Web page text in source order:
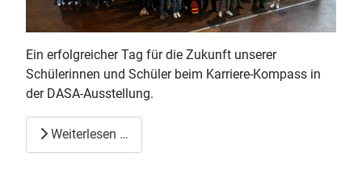
Ein erfolgreicher Tag für die Zukunft unserer
Schülerinnen und Schüler beim Karriere-Kompass in
der DASA-Ausstellung.
Weiterlesen …